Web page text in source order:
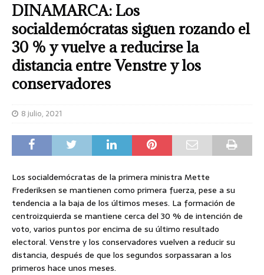
DINAMARCA: Los
socialdemócratas siguen rozando el
30 % y vuelve a reducirse la
distancia entre Venstre y los
conservadores
8 julio, 2021
Los socialdemócratas de la primera ministra Mette
Frederiksen se mantienen como primera fuerza, pese a su
tendencia a la baja de los últimos meses. La formación de
centroizquierda se mantiene cerca del 30 % de intención de
voto, varios puntos por encima de su último resultado
electoral. Venstre y los conservadores vuelven a reducir su
distancia, después de que los segundos sorpassaran a los
primeros hace unos meses.